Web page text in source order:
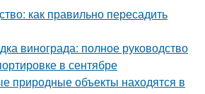
как правильно пересадить
винограда: полное руководство
в сентябре
природные объекты находятся в